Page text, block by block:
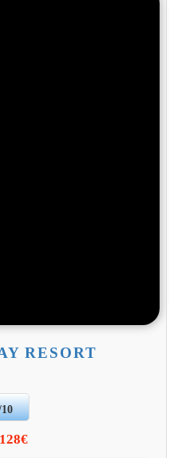
RESORT